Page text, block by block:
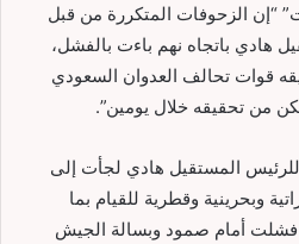
“إن الزحوفات المتكررة من قبل
هادي باتجاه نهم باءت بالفشل،
قوات تحالف العدوان السعودي
من تحقيقه خلال يومين”.
للرئيس المستقيل هادي لجأت إلى
وبحرينية وقطرية للقيام بما
فشلت أمام صمود وبسالة الجيش